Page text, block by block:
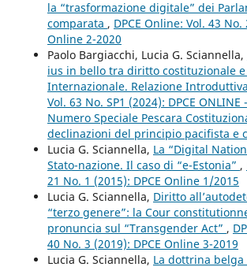
la “trasformazione digitale” dei
comparata , DPCE Online: Vol. 43 No.
Online 2-2020
Paolo Bargiacchi, Lucia G. Sciannella,
ius in bello tra diritto costituzionale
Internazionale. Relazione Introduttiva
Vol. 63 No. SP1 (2024): DPCE ONLINE
Numero Speciale Pescara
declinazioni del principio pacifista e
Lucia G. Sciannella, La “Digital
Stato-nazione. Il caso di “e-Estonia” ,
21 No. 1 (2015): DPCE Online 1/2015
Lucia G. Sciannella, Diritto
“terzo genere”: la Cour
pronuncia sul “Transgender Act” ,
40 No. 3 (2019): DPCE Online 3-2019
Lucia G. Sciannella, La dottrina